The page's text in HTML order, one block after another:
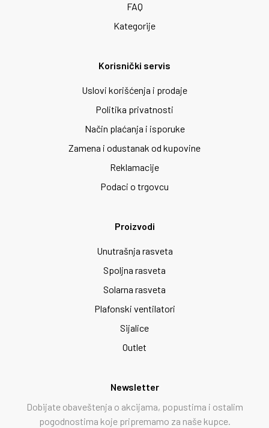
FAQ
Kategorije
Korisnički servis
Uslovi korišćenja i prodaje
Politika privatnosti
Način plaćanja i isporuke
Zamena i odustanak od kupovine
Reklamacije
Podaci o trgovcu
Proizvodi
Unutrašnja rasveta
Spoljna rasveta
Solarna rasveta
Plafonski ventilatori
Sijalice
Outlet
Newsletter
Dobijate obaveštenja o akcijama, popustima i ostalim
pogodnostima koje pripremamo za naše kupce.